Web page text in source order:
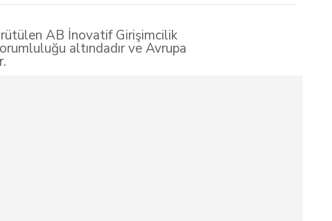
AB İnovatif Girişimcilik
altındadır ve Avrupa